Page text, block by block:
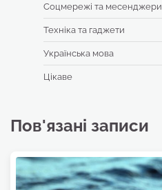
Соцмережі та месенджери
Техніка та гаджети
Українська мова
Цікаве
Пов'язані записи